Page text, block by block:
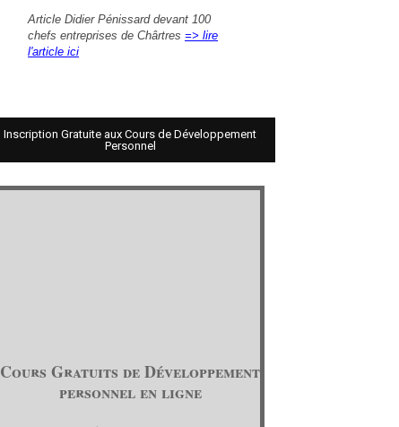
Article Didier Pénissard devant 100
chefs entreprises de Chârtres => lire
l'article ici
Inscription Gratuite aux Cours de Développement
Personnel
Cours Gratuits de Développement
personnel en ligne